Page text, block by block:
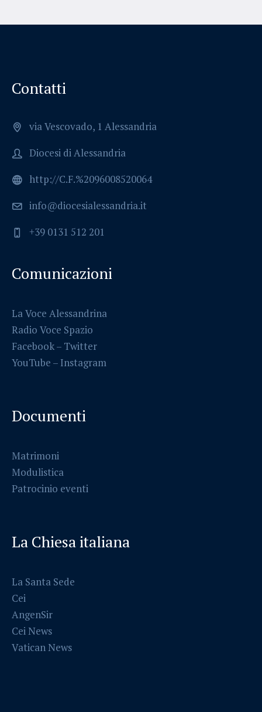
Contatti
via Vescovado, 1 Alessandria
Diocesi di Alessandria
http://C.F.%2096008520064
info@diocesialessandria.it
+39 0131 512 201
Comunicazioni
La Voce Alessandrina
Radio Voce Spazio
Facebook– Twitter
YouTube – Instagram
Documenti
Matrimoni
Modulistica
Patrocinio eventi
La Chiesa italiana
La Santa Sede
Cei
AngenSir
Cei News
Vatican News